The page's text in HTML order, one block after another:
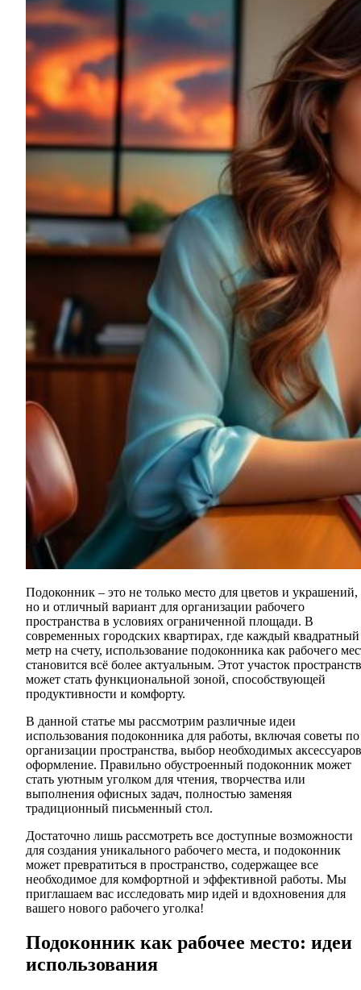
Подоконник – это не только место для цветов и украшений,
но и отличный вариант для организации рабочего
пространства в условиях ограниченной площади. В
современных городских квартирах, где каждый квадратный
метр на счету, использование подоконника как рабочего
становится всё более актуальным. Этот участок
может стать функциональной зоной, способствующей
продуктивности и комфорту.
В данной статье мы рассмотрим различные идеи
использования подоконника для работы, включая советы по
организации пространства, выбор необходимых
оформление. Правильно обустроенный подоконник может
стать уютным уголком для чтения, творчества или
выполнения офисных задач, полностью заменяя
традиционный письменный стол.
Достаточно лишь рассмотреть все доступные возможности
для создания уникального рабочего места, и подоконник
может превратиться в пространство, содержащее все
необходимое для комфортной и эффективной работы. Мы
приглашаем вас исследовать мир идей и вдохновения для
вашего нового рабочего уголка!
Подоконник как рабочее место: идеи
использования